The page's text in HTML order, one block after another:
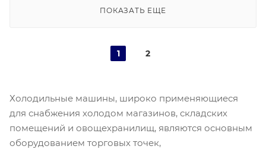
ПОКАЗАТЬ ЕЩЕ
1 2
Холодильные машины, широко применяющиеся
для снабжения холодом магазинов, складских
помещений и овощехранилищ, являются основным
оборудованием торговых точек,